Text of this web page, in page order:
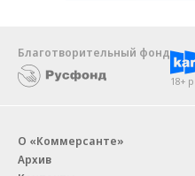
Благотворительный фонд
18+
О «Коммерсанте»
Архив